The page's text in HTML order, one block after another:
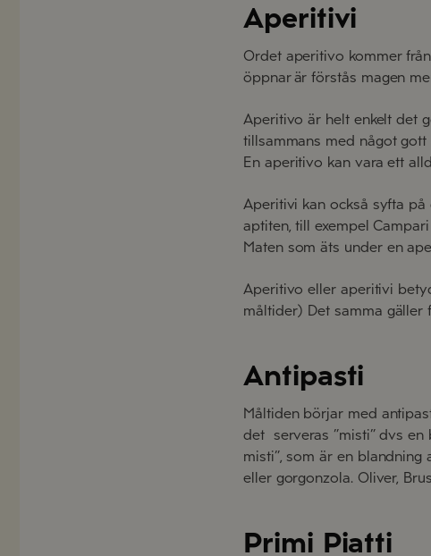
Aperitivi
Ordet aperitivo kommer från
öppnarär förstås magen
Aperitivo är helt enkeltdet
tillsammans med något
En aperitivo kan vara ett
Aperitivi kan också syfta
aptiten, till exempel
Maten som äts under en
Aperitivo eller aperitivi
måltider) Det samma
Antipasti
Måltiden börjar med
det serveras ”misti” dvs en
misti”, som är en
eller gorgonzola. Oliver,
Primi Piatti